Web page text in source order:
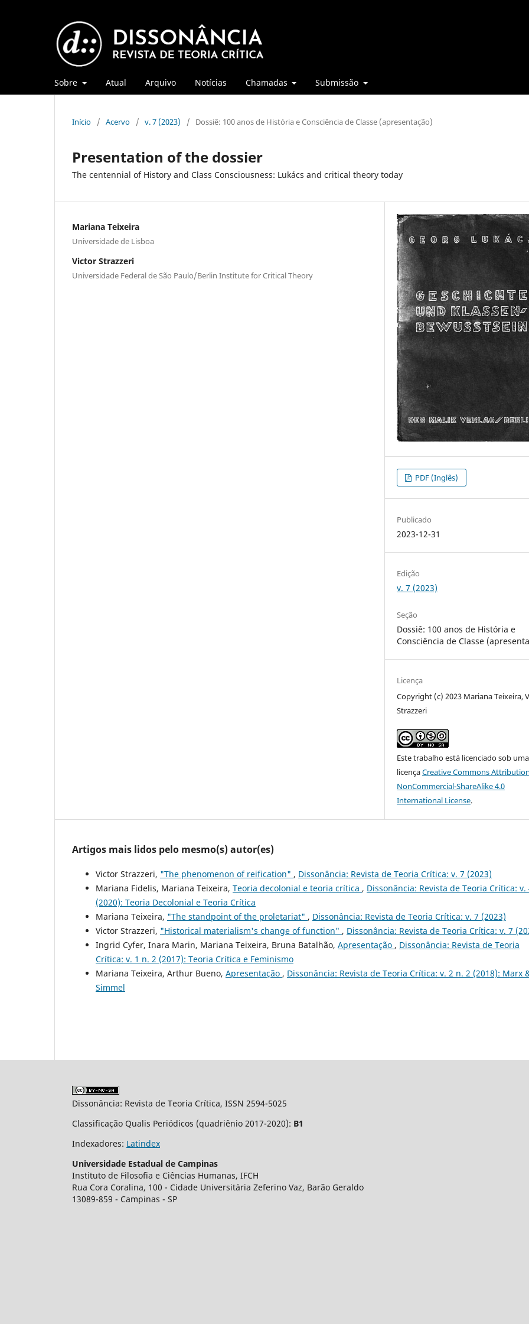
Sobre Atual Arquivo Notícias Chamadas Submissão
Início / Acervo / v. 7 (2023) / Dossiê: 100 anos de História e Consciência de Classe (apresentação)
Presentation of the dossier
The centennial of History and Class Consciousness: Lukács and critical theory today
Mariana Teixeira
Universidade de Lisboa
Victor Strazzeri
Universidade Federal de São Paulo/Berlin Institute for Critical Theory
PDF (Inglês)
Publicado
2023-12-31
Edição
v. 7 (2023)
Seção
Dossiê: 100 anos de História e
Consciência de Classe
Licença
Copyright (c) 2023 Mariana Teixeira,
Strazzeri
Este trabalho está licenciado sob uma
licençaCreative Commons
NonCommercial-ShareAlike 4.0
International License.
Artigos mais lidos pelo mesmo(s) autor(es)
Victor Strazzeri, "The phenomenon of reification" , Dissonância: Revista de Teoria Crítica: v. 7 (2023)
Mariana Fidelis, Mariana Teixeira, Teoria decolonial e teoria crítica , Dissonância: Revista de Teoria Crítica: v.
(2020): Teoria Decolonial e Teoria Crítica
Mariana Teixeira, "The standpoint of the proletariat" , Dissonância: Revista de Teoria Crítica: v. 7 (2023)
Victor Strazzeri, "Historical materialism's change of function" , Dissonância: Revista de Teoria Crítica: v. 7
Ingrid Cyfer, Inara Marin, Mariana Teixeira, Bruna Batalhão, Apresentação , Dissonância: Revista de Teoria
Crítica: v. 1 n. 2 (2017): Teoria Crítica e Feminismo
Mariana Teixeira, Arthur Bueno, Apresentação , Dissonância: Revista de Teoria Crítica: v. 2 n. 2 (2018): Marx
Simmel
Dissonância: Revista de Teoria Crítica, ISSN 2594-5025
Classificação Qualis Periódicos (quadriênio 2017-2020): B1
Indexadores: Latindex
Universidade Estadual de Campinas
Instituto de Filosofia e Ciências Humanas, IFCH
Rua Cora Coralina, 100 - Cidade Universit´aria Zeferino Vaz, Barão Geraldo
13089-859 - Campinas - SP